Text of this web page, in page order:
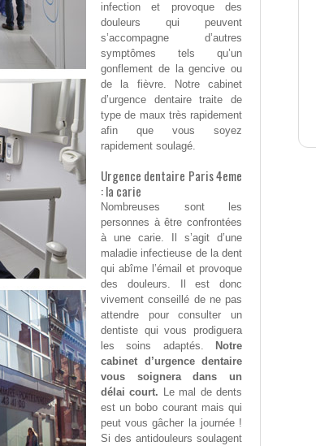
infection et provoque des
douleurs qui peuvent
s’accompagne d’autres
symptômes tels qu’un
gonflement de la gencive ou
de la fièvre. Notre cabinet
d’urgence dentaire traite de
type de maux très rapidement
afin que vous soyez
rapidement soulagé.
Urgence dentaire Paris 4eme
: la carie
Nombreuses sont les
personnes à être confrontées
à une carie. Il s’agit d’une
maladie infectieuse de la dent
qui abîme l’émail et provoque
des douleurs. Il est donc
vivement conseillé de ne pas
attendre pour consulter un
dentiste qui vous prodiguera
les soins adaptés.
Notre
cabinet d’urgence dentaire
vous soignera dans un
délai court. Le mal de dents
est un bobo courant mais qui
peut vous gâcher la journée !
Si des antidouleurs soulagent